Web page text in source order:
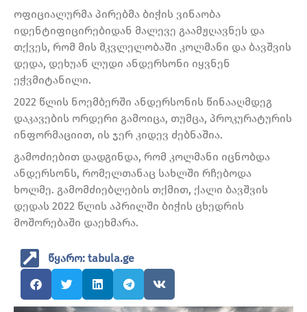
ოფიციალურმა პირებმა ბიჭის ვინაობა
იდენტიფიცირებიდან მალევე გაამჟღავნეს და
თქვეს, რომ მის მკვლელობაში კოლმანი და ბავშვის
დედა, დეხუან ლუდი ანდერსონი იყვნენ
ეჭვმიტანილი.
2022 წლის ნოემბერში ანდერსონის წინააღმდეგ
დაკავების ორდერი გამოიცა, თუმცა, პროკურატურის
ინფორმაციით, ის ჯერ კიდევ ძებნაშია.
გამოძიებით დადგინდა, რომ კოლმანი იცნობდა
ანდერსონს, რომელთანაც სახლში რჩებოდა
ხოლმე. გამომძიებლების თქმით, ქალი ბავშვის
დედას 2022 წლის აპრილში ბიჭის ცხედრის
მოშორებაში დაეხმარა.
წყარო: tabula.ge